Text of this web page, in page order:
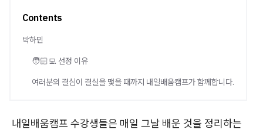
Contents
박하민
🧑🏻‍💻 선정 이유
여러분의 결심이 결실을 맺을 때까지 내일배움캠프가 함께합니다.
내일배움캠프 수강생들은 매일 그날 배운 것을 정리하는